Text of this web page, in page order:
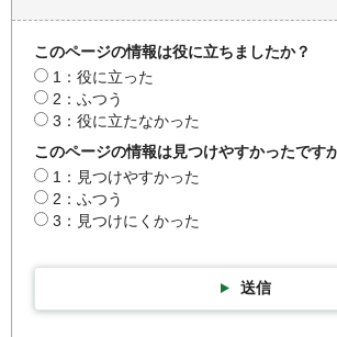
このページの情報は役に立ちましたか？
1：役に立った
2：ふつう
3：役に立たなかった
このページの情報は見つけやすかったです
1：見つけやすかった
2：ふつう
3：見つけにくかった
送信